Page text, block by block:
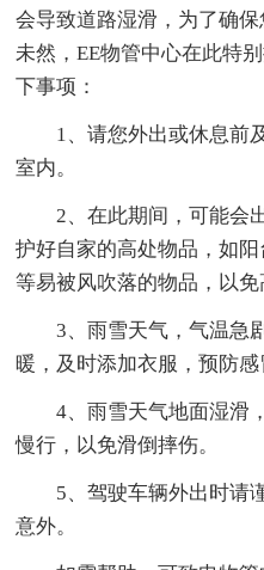
会导致道路湿滑，为了确
未然，EE物管中心在此特
下事项：
1、请您外出或休息前
室内。
2、在此期间，可能会
护好自家的高处物品，如
等易被风吹落的物品，以免
3、雨雪天气，气温急
暖，及时添加衣服，预防感
4、雨雪天气地面湿滑
慢行，以免滑倒摔伤。
5、驾驶车辆外出时请
意外。